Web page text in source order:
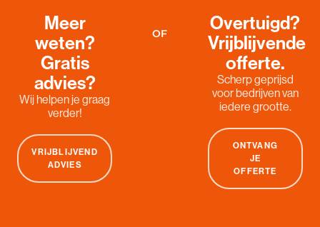
Meer
weten?
Gratis
advies?
Wij helpen je graag
verder!
VRIJBLIJVEND
ADVIES
OF
Overtuigd?
Vrijblijvende
offerte.
Scherp geprijsd
voor bedrijven van
iedere grootte.
ONTVANG
JE
OFFERTE